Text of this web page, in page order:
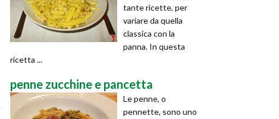
tante ricette, per
variare da quella
classica con la
panna. In questa
ricetta ...
penne zucchine e pancetta
Le penne, o
pennette, sono uno